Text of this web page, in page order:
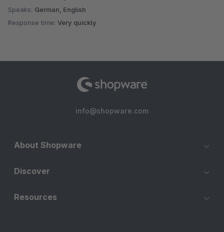
Speaks: German, English
Response time: Very quickly
info@shopware.com
About Shopware
Discover
Resources